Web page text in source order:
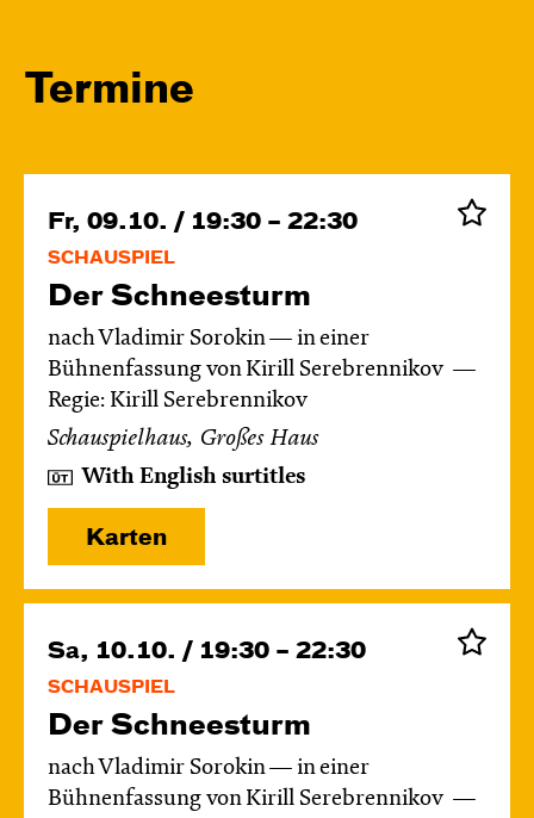
Termine
Fr, 09.10. / 19:30 – 22:30
SCHAUSPIEL
Der Schnee­sturm
nach Vladimir Sorokin — in einer
Bühnenfassung von Kirill Serebrennikov
Regie: Kirill Serebrennikov
Schauspielhaus, Großes Haus
With English surtitles
Karten
Sa, 10.10. / 19:30 – 22:30
SCHAUSPIEL
Der Schnee­sturm
nach Vladimir Sorokin — in einer
Bühnenfassung von Kirill Serebrennikov